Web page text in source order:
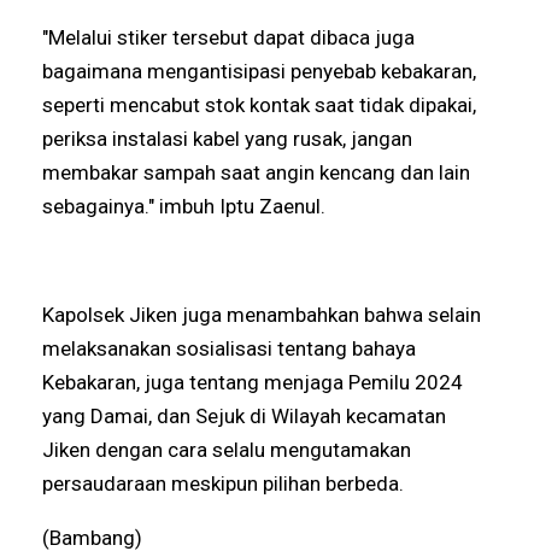
"Melalui stiker tersebut dapat dibaca juga
bagaimana mengantisipasi penyebab kebakaran,
seperti mencabut stok kontak saat tidak dipakai,
periksa instalasi kabel yang rusak, jangan
membakar sampah saat angin kencang dan lain
sebagainya." imbuh Iptu Zaenul.
Kapolsek Jiken juga menambahkan bahwa selain
melaksanakan sosialisasi tentang bahaya
Kebakaran, juga tentang menjaga Pemilu 2024
yang Damai, dan Sejuk di Wilayah kecamatan
Jiken dengan cara selalu mengutamakan
persaudaraan meskipun pilihan berbeda.
(Bambang)